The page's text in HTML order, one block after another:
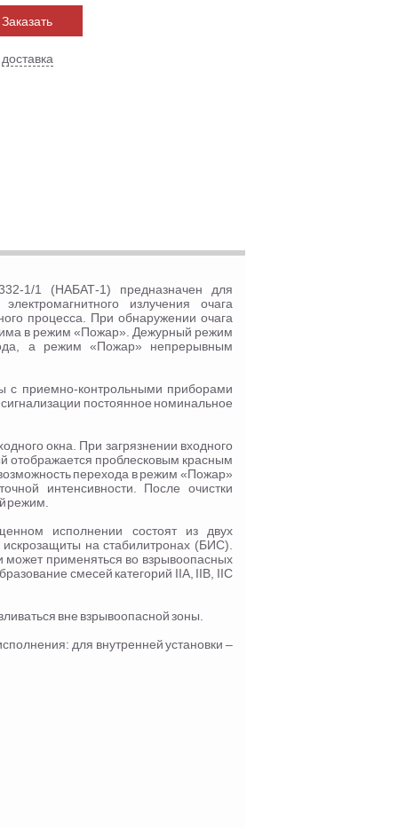
Заказать
1/1 (НАБАТ-1) предназначен для
излучения очага
процесса. При обнаружении очага
в режим «Пожар». Дежурный режим
а режим «Пожар» непрерывным
с приемно-контрольными приборами
постоянное номинальное
окна. При загрязнении входного
отображается проблесковым красным
перехода в режим «Пожар»
интенсивности. После очистки
режим.
исполнении состоят из двух
на стабилитронах (БИС).
применяться во взрывоопасных
смесей категорий IIA, IIB, IIC
вне взрывоопасной зоны.
для внутренней установки –